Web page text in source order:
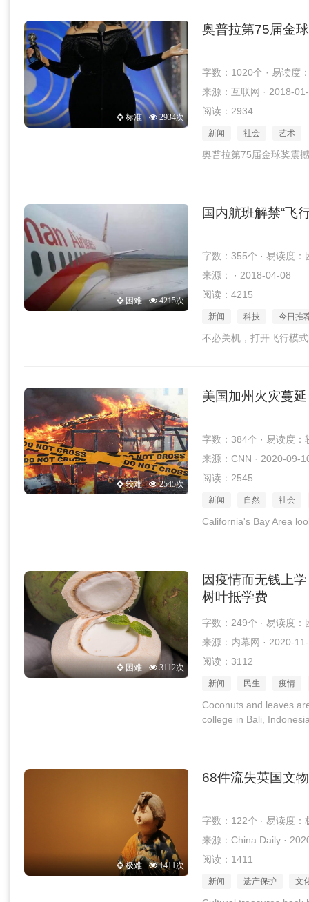
标准 2934次
奥普拉第75届金
字数：1020个 · 易读度
来源：互联网 · 2018-
阅读：2934
新闻 社会 艺术
奥普拉第75届金球奖震
困难 4215次
国内航班解禁“飞
字数：355个 · 易读度：
来源： · 2018-04-08
阅读：4215
新闻 科技 今日推
不必关机，打开飞行模
较难 2545次
美国加州火灾蔓
字数：384个 · 易读度：
来源：CNN · 2020-09-
阅读：2545
新闻 自然 社会
California's Bay Area
困难 3112次
因疫情而无钱上
树叶抵学费
字数：249个 · 易读度：
来源：内幕网 · 2020-
阅读：3112
新闻 民生 疫情
Coconuts and leaves
college in Bali,
极难 1411次
68件流失英国文
字数：122个 · 易读度：
来源：China Daily ·
阅读：1411
新闻 遗产保护 文